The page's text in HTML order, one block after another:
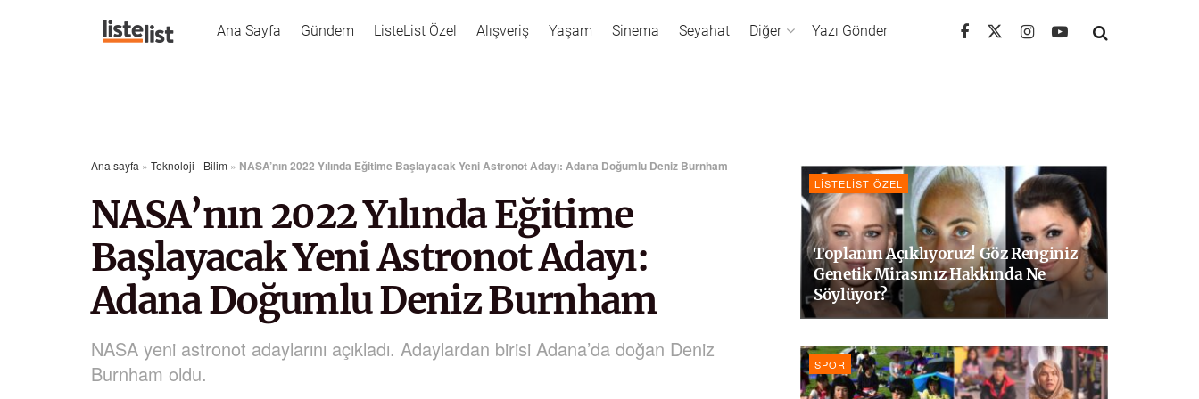
Ana Sayfa Gündem ListeList Özel Alışveriş Yaşam Sinema Seyahat Diğer Yazı Gönder
Ana sayfa » Teknoloji - Bilim » NASA’nın 2022 Yılında Eğitime Başlayacak Yeni Astronot Adayı: Adana Doğumlu Deniz Burnham
NASA’nın 2022 Yılında Eğitime
Başlayacak Yeni Astronot Adayı:
Adana Doğumlu Deniz Burnham
NASA yeni astronot adaylarını açıkladı. Adaylardan birisi Adana’da doğan Deniz
Burnham oldu.
LISTELIST ÖZEL
Toplanın Açıklıyoruz! Göz Renginiz
Genetik Mirasınız Hakkında Ne
Söylüyor?
SPOR